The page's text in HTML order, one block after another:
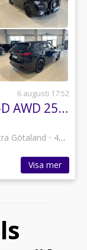
6 augusti 17:52
Mazda Cx -60 3.3 SKYACTIV-D AWD 254hk Homura / Värmare / Drag
Götaland • 47 annonser
Visa mer